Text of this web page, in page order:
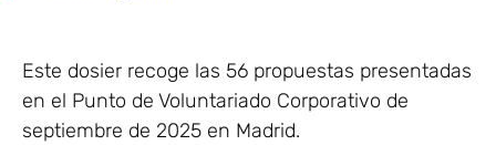
Este dosier recoge las 56 propuestas presentadas
en el Punto de Voluntariado Corporativo de
septiembre de 2025 en Madrid.